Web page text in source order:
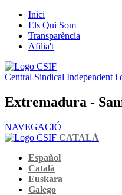
Inici
Els Qui Som
Transparència
Afilia't
Central Sindical Independent i
Extremadura -
NAVEGACIÓ
CATALÀ
Español
Català
Euskara
Galego